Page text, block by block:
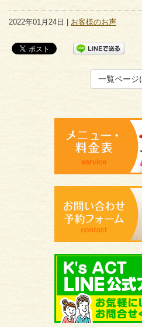
2022年01月24日 |お客様のお声
一覧ページ